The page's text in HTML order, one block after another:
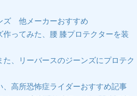
ズ 他メーカーおすすめ
作ってみた、腰 膝プロテクターを装
、リーバースのジーンズにプロテク
、高所恐怖症ライダーおすすめ記事